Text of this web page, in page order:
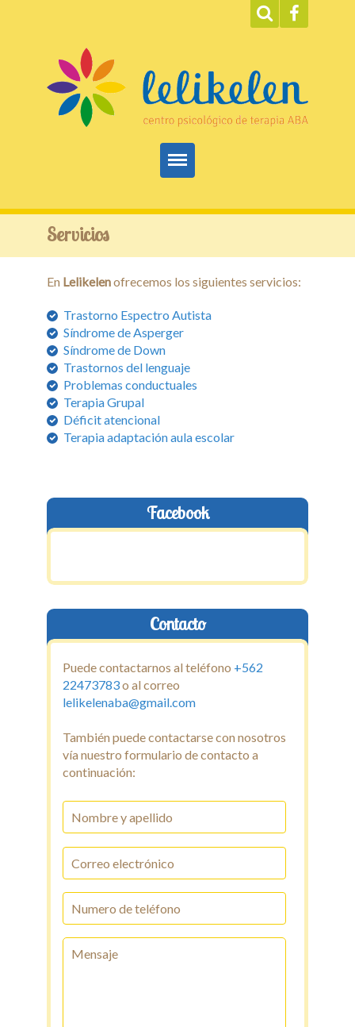
Inicio
Servicios
Terapias
Capacitaciones y Cursos
Técnicas Complementarias
Galeria
Contacto
Servicios
En Lelikelenofrecemos los siguientes servicios:
Trastorno Espectro Autista
Síndrome de Asperger
Síndrome de Down
Trastornos del lenguaje
Problemas conductuales
Terapia Grupal
Déficit atencional
Terapia adaptación aula escolar
Facebook
Contacto
Puede contactarnos al teléfono +562
22473783o al correo
lelikelenaba@gmail.com
También puede contactarse con nosotros
vía nuestro formulario de contacto a
continuación: